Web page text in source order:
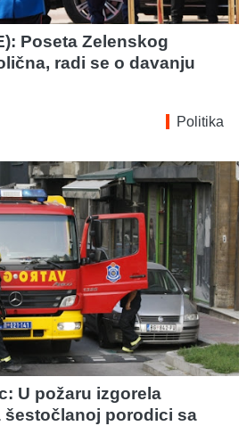
Poseta Zelenskog
radi se o davanju
Politika
U požaru izgorela
šestočlanoj porodici sa